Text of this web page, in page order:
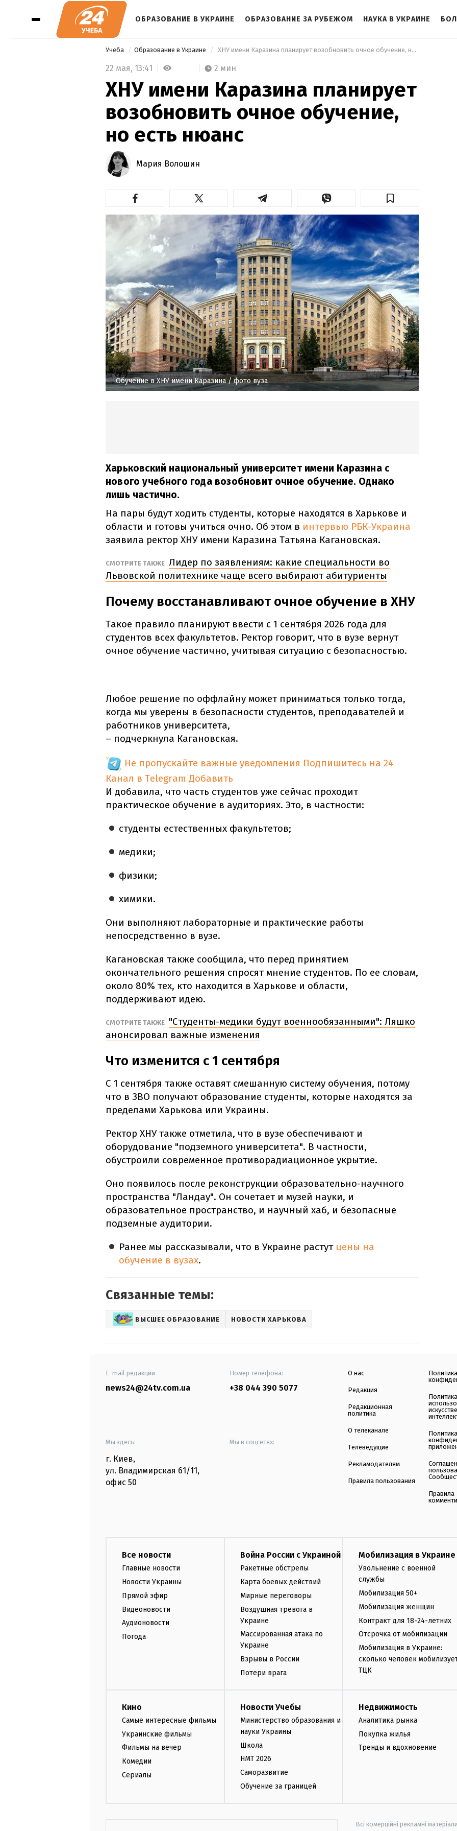
ОБРАЗОВАНИЕ В УКРАИНЕ ОБРАЗОВАНИЕ ЗА РУБЕЖОМ НАУКА В УКРАИНЕ
Учеба Образование в Украине ХНУ имени Каразина планирует возобновить очное обучение, но есть нюанс
22 мая, 13:41 2 мин
ХНУ имени Каразина планирует
возобновить очное обучение,
но есть нюанс
Мария Волошин
Обучение в ХНУ имени Каразина/ фото вуза
Харьковский национальный университет имени Каразина с
нового учебного года возобновит очное обучение. Однако
лишь частично.
На пары будут ходить студенты, которые находятся в Харькове и
области и готовы учиться очно. Об этом в интервью РБК-Украина
заявила ректор ХНУ имени Каразина Татьяна Кагановская.
СМОТРИТЕ ТАКЖЕ Лидер по заявлениям: какие специальности во
Львовской политехнике чаще всего выбирают абитуриенты
Почему восстанавливают очное обучение в ХНУ
Такое правило планируют ввести с 1 сентября 2026 года для
студентов всех факультетов. Ректор говорит, что в вузе вернут
очное обучение частично, учитывая ситуацию с безопасностью.
Любое решение по оффлайну может приниматься только тогда,
когда мы уверены в безопасности студентов, преподавателей и
работников университета,
– подчеркнула Кагановская.
Не пропускайте важные уведомления Подпишитесь на 24
Канал в Telegram Добавить
И добавила, что часть студентов уже сейчас проходит
практическое обучение в аудиториях. Это, в частности:
студенты естественных факультетов;
медики;
физики;
химики.
Они выполняют лабораторные и практические работы
непосредственно в вузе.
Кагановская также сообщила, что перед принятием
окончательного решения спросят мнение студентов. По ее словам,
около 80% тех, кто находится в Харькове и области,
поддерживают идею.
СМОТРИТЕ ТАКЖЕ "Студенты-медики будут военнообязанными": Ляшко
анонсировал важные изменения
Что изменится с 1 сентября
С 1 сентября также оставят смешанную систему обучения, потому
что в ЗВО получают образование студенты, которые находятся за
пределами Харькова или Украины.
Ректор ХНУ также отметила, что в вузе обеспечивают и
оборудование "подземного университета". В частности,
обустроили современное противорадиационное укрытие.
Оно появилось после реконструкции образовательно-научного
пространства "Ландау". Он сочетает и музей науки, и
образовательное пространство, и научный хаб, и безопасные
подземные аудитории.
Ранее мы рассказывали, что в Украине растут цены на
обучение в вузах.
Связанные темы:
ВЫСШЕЕ ОБРАЗОВАНИЕ НОВОСТИ ХАРЬКОВА
E-mail редакции
news24@24tv.com.ua
Номер телефона:
+38 044 390 5077
Мы здесь:
г. Киев,
ул. Владимирская 61/11,
офис 50
Мы в соцсетях:
О нас
Редакция
Редакционная
политика
О телеканале
Телеведущие
Рекламодателям
Правила пользования
Политика
Политика
Политика
Правила
Все новости
Главные новости
Новости Украины
Прямой эфир
Видеоновости
Аудионовости
Погода
Война России с Украиной
Ракетные обстрелы
Карта боевых действий
Мирные переговоры
Воздушная тревога в
Украине
Массированная атака по
Украине
Взрывы в России
Потери врага
Мобилизация в Украине
Увольнение с военной
службы
Мобилизация 50+
Мобилизация женщин
Контракт для 18-24-летних
Отсрочка от мобилизации
Мобилизация в Украине:
сколько человек
ТЦК
Кино
Самые интересные фильмы
Украинские фильмы
Фильмы на вечер
Комедии
Сериалы
Новости Учебы
Министерство образования и
науки Украины
Школа
НМТ 2026
Саморазвитие
Обучение за границей
Недвижимость
Аналитика рынка
Покупка жилья
Тренды и вдохновение
Всі комерційні рекламні